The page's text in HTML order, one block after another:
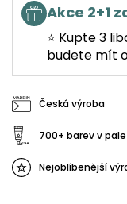
Akce 2+1
⭐ Kupte 3
budete mít
Česká výroba
700+ barev v
Nejoblíbenější